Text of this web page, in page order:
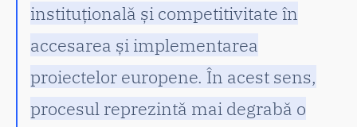
instituțională și competitivitate în
accesarea și implementarea
proiectelor europene. În acest sens,
procesul reprezintă mai degrabă o